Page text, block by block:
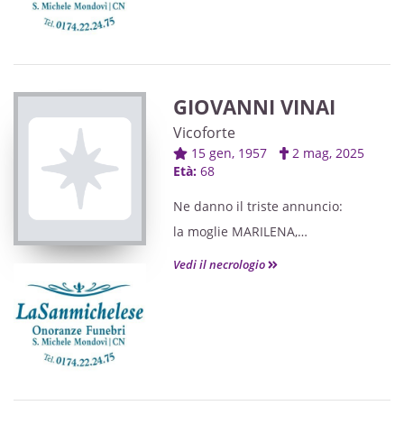
GIOVANNI VINAI
Vicoforte
15 gen, 1957
2 mag, 2025
Età: 68
Ne danno il triste annuncio:
la moglie MARILENA,
le figlie ELISA con MANUELE e i
Vedi il necrologio